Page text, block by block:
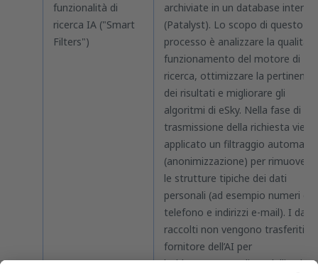
funzionalità di
ricerca IA ("Smart
Filters")
archiviate in un database interno
(Patalyst). Lo scopo di questo
processo è analizzare la qualità
funzionamento del motore di
ricerca, ottimizzare la pertinenza
dei risultati e migliorare gli
algoritmi di eSky. Nella fase di
trasmissione della richiesta viene
applicato un filtraggio
(anonimizzazione) per rimuovere
le strutture tipiche dei dati
personali (ad esempio numeri di
telefono e indirizzi e-mail). I dati
raccolti non vengono trasferiti al
fornitore dell’AI per
l’addestramento di modelli